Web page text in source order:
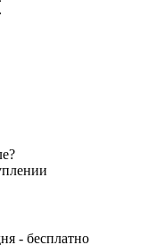
- бесплатно